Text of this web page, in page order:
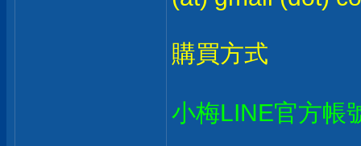
購買方式
小梅LINE官方帳